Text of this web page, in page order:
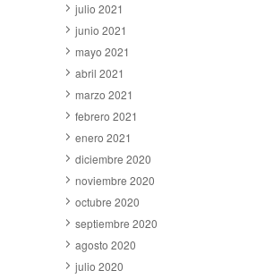
julio 2021
junio 2021
mayo 2021
abril 2021
marzo 2021
febrero 2021
enero 2021
diciembre 2020
noviembre 2020
octubre 2020
septiembre 2020
agosto 2020
julio 2020